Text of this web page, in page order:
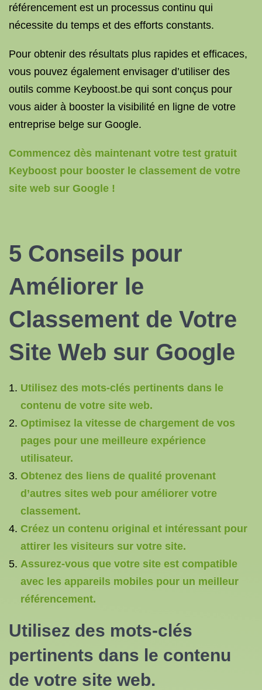
référencement est un processus continu qui
nécessite du temps et des efforts constants.
Pour obtenir des résultats plus rapides et efficaces,
vous pouvez également envisager d’utiliser des
outils comme Keyboost.be qui sont conçus pour
vous aider à booster la visibilité en ligne de votre
entreprise belge sur Google.
Commencez dès maintenant votre test gratuit
Keyboost pour booster le classement de votre
site web sur Google !
5 Conseils pour
Améliorer le
Classement de Votre
Site Web sur Google
Utilisez des mots-clés pertinents dans le
contenu de votre site web.
Optimisez la vitesse de chargement de vos
pages pour une meilleure expérience
utilisateur.
Obtenez des liens de qualité provenant
d’autres sites web pour améliorer votre
classement.
Créez un contenu original et intéressant pour
attirer les visiteurs sur votre site.
Assurez-vous que votre site est compatible
avec les appareils mobiles pour un meilleur
référencement.
Utilisez des mots-clés
pertinents dans le contenu
de votre site web.